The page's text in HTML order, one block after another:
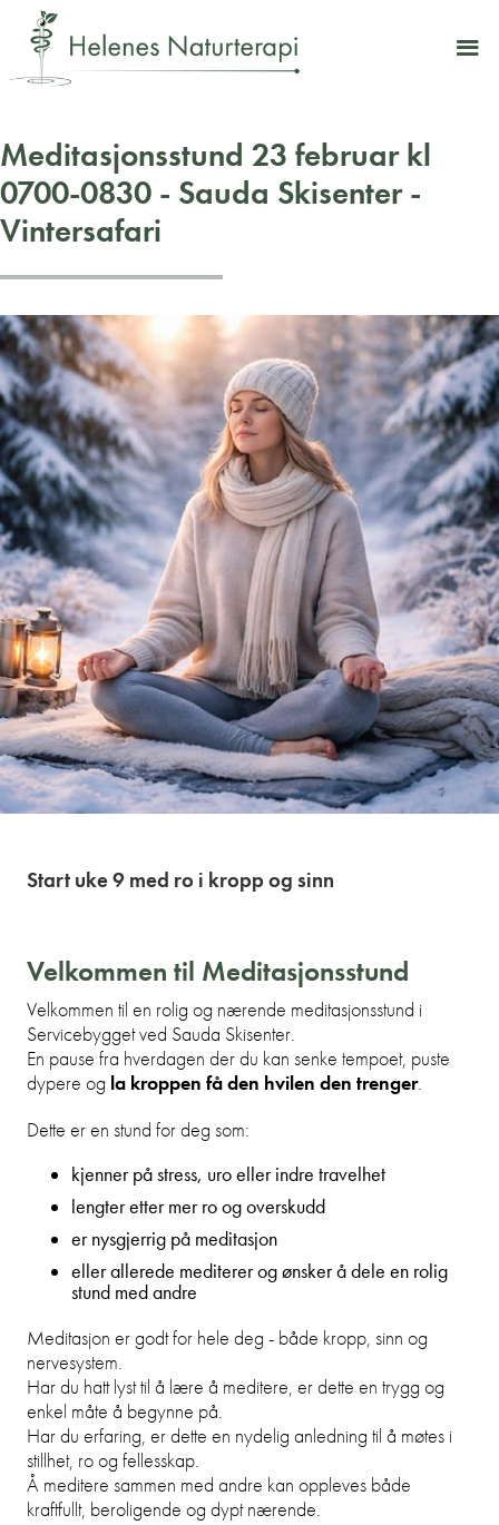
Meditasjonsstund 23 februar kl
0700-0830 - Sauda Skisenter -
Vintersafari
Start uke 9 med ro i kropp og sinn
Velkommen til Meditasjonsstund
Velkommen til en rolig og nærende meditasjonsstund i
Servicebygget ved Sauda Skisenter.
En pause fra hverdagen der du kan senke tempoet, puste
dypere og la kroppen få den hvilen den trenger.
Dette er en stund for deg som:
kjenner på stress, uro eller indre travelhet
lengter etter mer ro og overskudd
er nysgjerrig på meditasjon
eller allerede mediterer og ønsker å dele en rolig
stund med andre
Meditasjon er godt for hele deg - både kropp, sinn og
nervesystem.
Har du hatt lyst til å lære å meditere, er dette en trygg og
enkel måte å begynne på.
Har du erfaring, er dette en nydelig anledning til å møtes i
stillhet, ro og fellesskap.
Å meditere sammen med andre kan oppleves både
kraftfullt, beroligende og dypt nærende.